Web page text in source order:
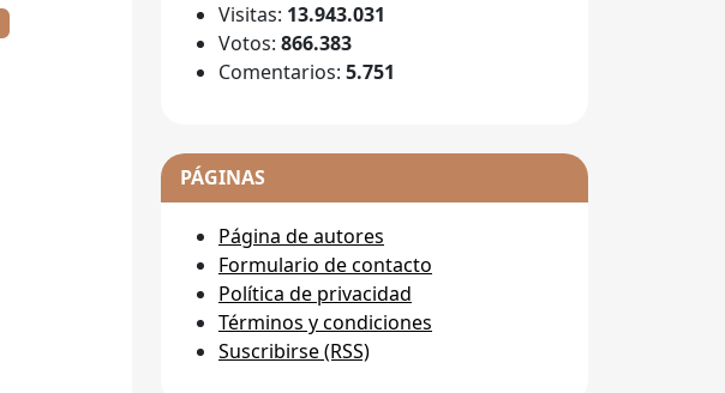
Visitas: 13.943.031
Votos: 866.383
Comentarios: 5.751
PÁGINAS
Página de autores
Formulario de contacto
Política de privacidad
Términos y condiciones
Suscribirse (RSS)